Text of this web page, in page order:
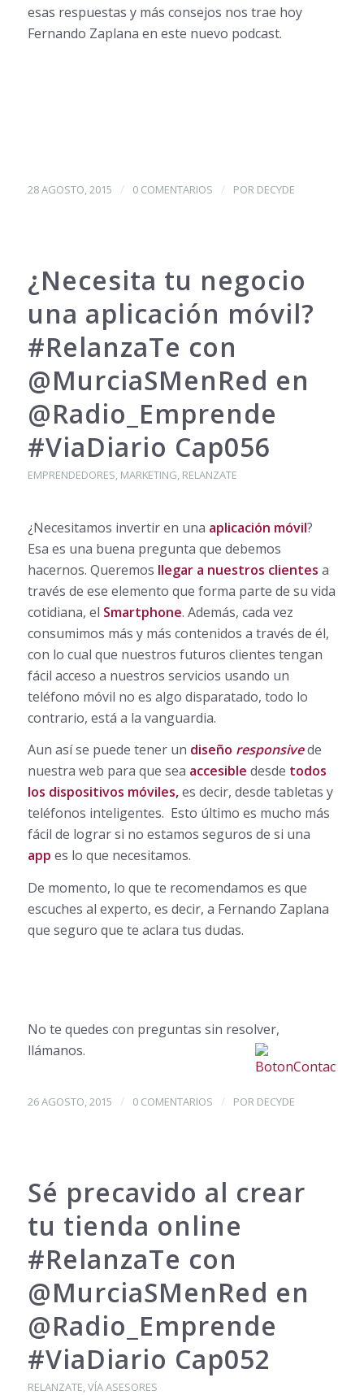
esas respuestas y más consejos nos trae hoy
Fernando Zaplana en este nuevo podcast.
28 AGOSTO, 2015 / 0 COMENTARIOS / POR DECYDE
¿Necesita tu negocio
una aplicación móvil?
#RelanzaTe con
@MurciaSMenRed en
@Radio_Emprende
#ViaDiario Cap056
EMPRENDEDORES, MARKETING, RELANZATE
¿Necesitamos invertir en una aplicación móvil?
Esa es una buena pregunta que debemos
hacernos. Queremos llegar a nuestros clientes a
través de ese elemento que forma parte de su vida
cotidiana, el Smartphone. Además, cada vez
consumimos más y más contenidos a través de él,
con lo cual que nuestros futuros clientes tengan
fácil acceso a nuestros servicios usando un
teléfono móvil no es algo disparatado, todo lo
contrario, está a la vanguardia.
Aun así se puede tener un diseño responsivede
nuestra web para que sea accesible desde todos
los dispositivos móviles,es decir, desde tabletas y
teléfonos inteligentes. Esto último es mucho más
fácil de lograr si no estamos seguros de si una
app es lo que necesitamos.
De momento, lo que te recomendamos es que
escuches al experto, es decir, a Fernando Zaplana
que seguro que te aclara tus dudas.
No te quedes con preguntas sin resolver,
llámanos.
26 AGOSTO, 2015 / 0 COMENTARIOS / POR DECYDE
Sé precavido al crear
tu tienda online
#RelanzaTe con
@MurciaSMenRed en
@Radio_Emprende
#ViaDiario Cap052
RELANZATE VÍA ASESORES